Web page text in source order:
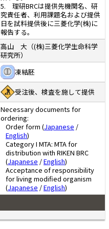
5. 理研BRCは提供先機関名、研
究責任者、利用課題名および提供
日を試料提供後に三菱化学(株)に
報告する。
高山 大（(株)三菱化学生命科学
研究所）
凍結胚
受注後、検査を施して提供
Necessary documents for
ordering:
Order form (Japanese /
English)
Category I MTA: MTA for
distribution with RIKEN BRC
(Japanese /English)
Acceptance of responsibility
for living modified organism
(Japanese /English)